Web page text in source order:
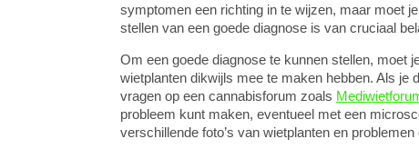
symptomen een richting in te wijzen, maar moet
stellen van een goede diagnose is van cruciaal
Om een goede diagnose te kunnen stellen, moet
wietplanten dikwijls mee te maken hebben. Als je
vragen op een cannabisforum zoals
probleem kunt maken, eventueel met een
verschillende foto’s van wietplanten en